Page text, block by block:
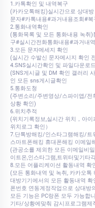
1.카톡확인 및 내역복구
(카카오톡해킹)실시간으로 상대
문자#카톡내용#과거내용조회#복
2.통화내역확인
(통화목록 및 모든 통화내용 녹취
구#실시간전화통화내용#과거내
3.모든 문자메세지 확인
(실시간 수발신 문자메시지 확인
4.SNS실시간확인 및 파일다운로드
(SNS게시글 및 DM 확인 갤러리
인 모든 sns게시글확인
5.통화도청
(주변소리/주변영상/스파이앱/전
상황 확인)
6.위치추적
(위치기록정보,실시간 위치，아
위치로그 확인）
7.단톡방해킹/인스타그램해킹/트
스마트폰해킹 휴대폰해킹 이메일
(관공소를 제외한 모든 이메일비
이트온,인스타그램,트위터및기타
8.모든 어플리케이션 활동내역 확
(모든 통화내역 및 녹취, 카카오톡
대방기기에서의 모든 활동내역 확
폰번호 연동계정작업으로 상대방
모든 기능은 PC랑폰 모두 가능합
기타/상황에맞춰 감시프로그램제